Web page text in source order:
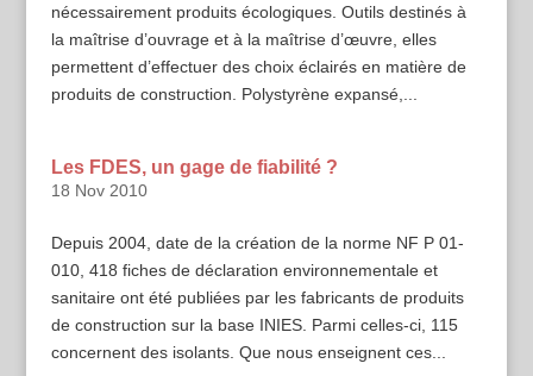
nécessairement produits écologiques. Outils destinés à
la maîtrise d’ouvrage et à la maîtrise d’œuvre, elles
permettent d’effectuer des choix éclairés en matière de
produits de construction. Polystyrène expansé,...
Les FDES, un gage de fiabilité ?
18 Nov 2010
Depuis 2004, date de la création de la norme NF P 01-
010, 418 fiches de déclaration environnementale et
sanitaire ont été publiées par les fabricants de produits
de construction sur la base INIES. Parmi celles-ci, 115
concernent des isolants. Que nous enseignent ces...